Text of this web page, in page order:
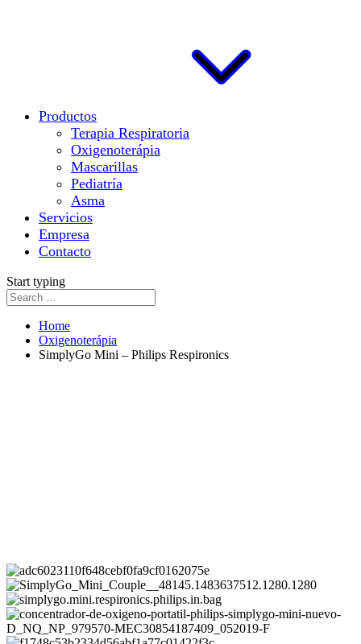
Productos
Terapia Respiratoria
Oxigenoterápia
Mascarillas
Pediatría
Asma
Servicios
Empresa
Contacto
Start typing
Home
Oxigenoterápia
SimplyGo Mini – Philips Respironics